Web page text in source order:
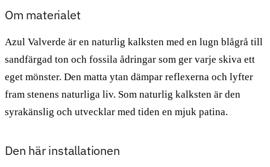
Om materialet
Azul Valverde är en naturlig kalksten med en lugn blågrå till
sandfärgad ton och fossila ådringar som ger varje skiva ett
eget mönster. Den matta ytan dämpar reflexerna och lyfter
fram stenens naturliga liv. Som naturlig kalksten är den
syrakänslig och utvecklar med tiden en mjuk patina.
Den här installationen